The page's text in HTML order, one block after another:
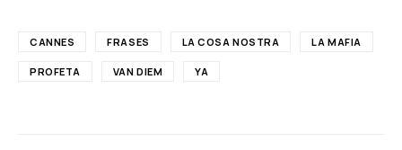
CANNES FRASES LA COSA NOSTRA LA MAFIA
PROFETA VAN DIEM YA